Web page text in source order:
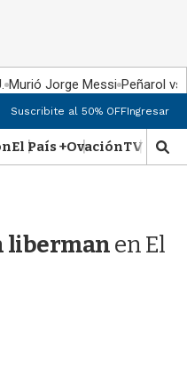
Murió Jorge Messi Peñarol
Suscribite al 50% OFFIngresar
El País +OvaciónTV Show
M
o
libermanen El